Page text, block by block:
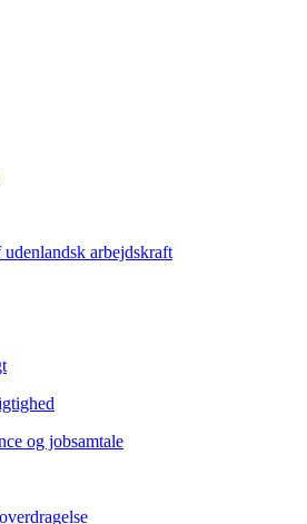
arbejdskraft
og jobsamtale